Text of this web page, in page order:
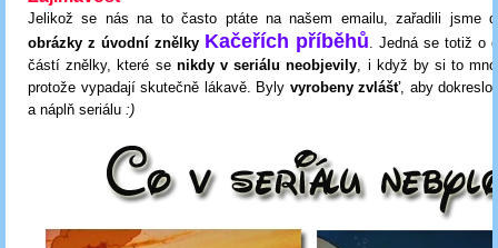
Jelikož se nás na to často ptáte na našem emailu, zařadili jsme
obrázky z úvodní znělky Kačeřích příběhů. Jedná se totiž o
částí znělky, které se nikdy v seriálu neobjevily, i když by si to
protože vypadají skutečně lákavě. Byly vyrobeny zvlášť, aby
a náplň seriálu :)